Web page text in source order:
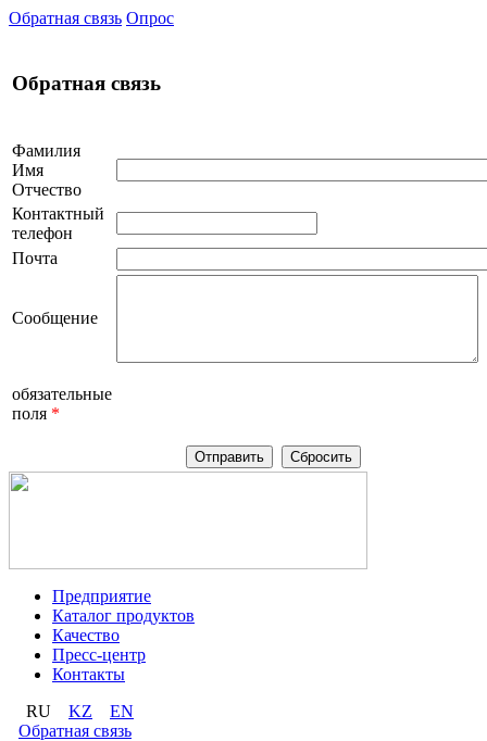
Обратная связь Опрос
Обратная связь
Фамилия
Имя
Отчество
Контактный
телефон
Почта
Сообщение
обязательные
поля *
Предприятие
Каталог продуктов
Качество
Пресс-центр
Контакты
RU KZ
EN
Обратная связь